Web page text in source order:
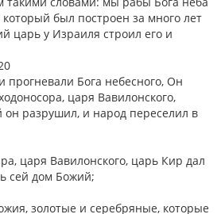
был построен за много лет
царь у Израиля строил его и
Бога небесного, Он
царя Вавилонского,
он разрушил, и народ переселил в
царя Вавилонского, царь Кир дал
сей дом Божий;
золотые и серебряные, которые